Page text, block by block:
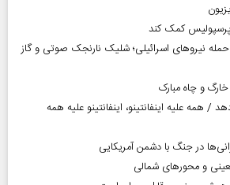
کمک کند
نیروهای اسرائیلی؛ شلیک نارنجک صوتی و گاز
و چاه مبارک
/ همه علیه اینفانتینو، اینفانتینو علیه همه
در جنگ با دشمن آمریکایی
و محورهای شمالی